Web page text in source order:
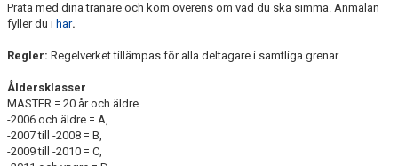
Prata med dina tränare och kom överens om vad du ska simma. Anmälan
fyller du i här.
Regler: Regelverket tillämpas för alla deltagare i samtliga grenar.
Åldersklasser
MASTER = 20 år och äldre
-2006 och äldre = A,
-2007 till -2008 = B,
-2009 till -2010 = C,